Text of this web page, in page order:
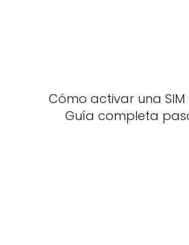
Cómo activar una SIM
Guía completa